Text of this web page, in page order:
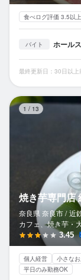
食べログ評価 3.5以上
バイト ホール
最終更新日：30日以上
1 / 13
焼き芋専門店
奈良県 奈良市 / 近
カフェ、焼き芋・
3.45
個人経営 小さな
平日のみ勤務OK